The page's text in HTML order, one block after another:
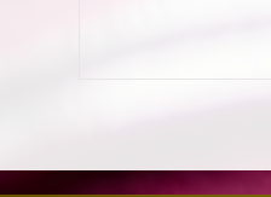
(72711-